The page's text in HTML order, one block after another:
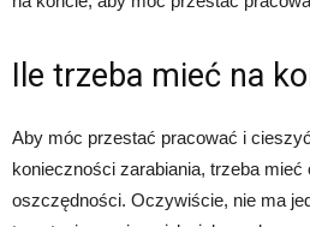
Ile trzeba mieć na
Aby móc przestać pracować i
konieczności zarabiania, trzeba mieć
oszczędności. Oczywiście, nie ma